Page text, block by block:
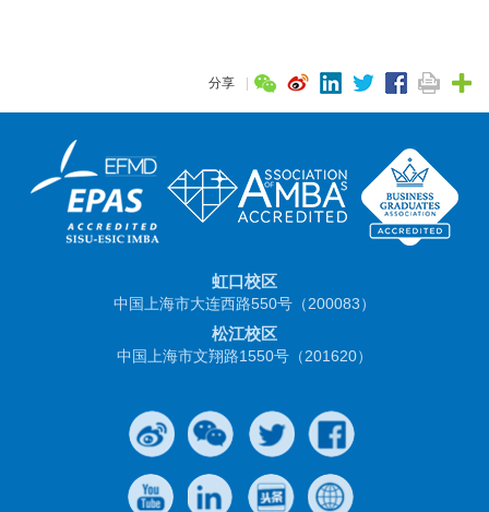
分享 |
虹口校区
中国上海市大连西路550号（200083）
松江校区
中国上海市文翔路1550号（201620）